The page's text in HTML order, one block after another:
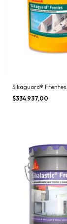
Sikaguard® Frentes
$334.937,00